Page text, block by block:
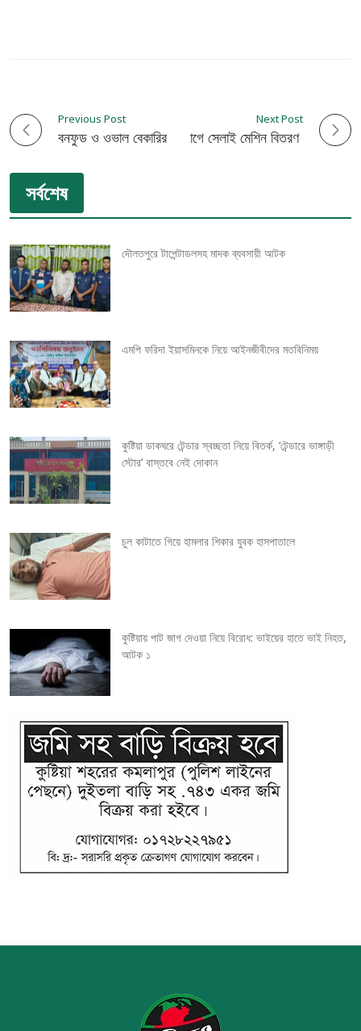
P
o
s
t
n
a
v
i
a
t
i
o
n
Previous Post
বনফুড ও ওভাল বেকারির পাউরুটিতে মিলেছে ক্যানসার সৃষ্টির সহায়ক কেমিক্যাল
Next Post
দিশাবের উদ্যোগে সেলাই মেশিন বিতরণ
সর্বশেষ
দৌলতপুরে টাপেন্টাডলসহ মাদক ব্যবসায়ী আটক
এমপি ফরিদা ইয়াসমিনকে নিয়ে আইনজীবীদের মতবিনিময়
কুষ্টিয়া ডাকঘরে টেন্ডার স্বচ্ছতা নিয়ে বিতর্ক, ‘টেন্ডারে ভাঙ্গাড়ী
স্টোর’ বাস্তবে নেই দোকান
চুল কাটাতে গিয়ে হামলার শিকার যুবক হাসপাতালে
কুষ্টিয়ায় পাট জাগ দেওয়া নিয়ে বিরোধ: ভাইয়ের হাতে ভাই নিহত,
আটক ১